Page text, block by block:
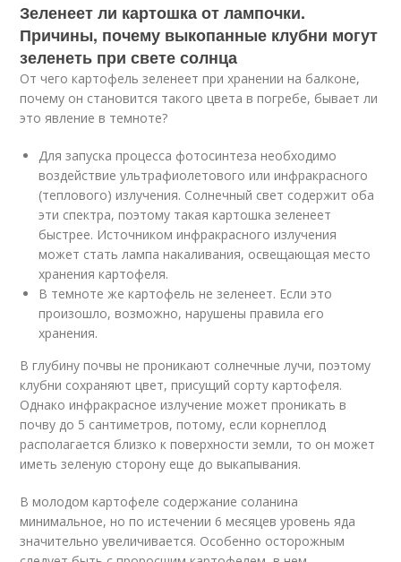
Зеленеет ли картошка от лампочки.
Причины, почему выкопанные клубни могут
зеленеть при свете солнца
От чего картофель зеленеет при хранении на балконе,
почему он становится такого цвета в погребе, бывает ли
это явление в темноте?
Для запуска процесса фотосинтеза необходимо
воздействие ультрафиолетового или инфракрасного
(теплового) излучения. Солнечный свет содержит оба
эти спектра, поэтому такая картошка зеленеет
быстрее. Источником инфракрасного излучения
может стать лампа накаливания, освещающая место
хранения картофеля.
В темноте же картофель не зеленеет. Если это
произошло, возможно, нарушены правила его
хранения.
В глубину почвы не проникают солнечные лучи, поэтому
клубни сохраняют цвет, присущий сорту картофеля.
Однако инфракрасное излучение может проникать в
почву до 5 сантиметров, потому, если корнеплод
располагается близко к поверхности земли, то он может
иметь зеленую сторону еще до выкапывания.
В молодом картофеле содержание соланина
минимальное, но по истечении 6 месяцев уровень яда
значительно увеличивается. Особенно осторожным